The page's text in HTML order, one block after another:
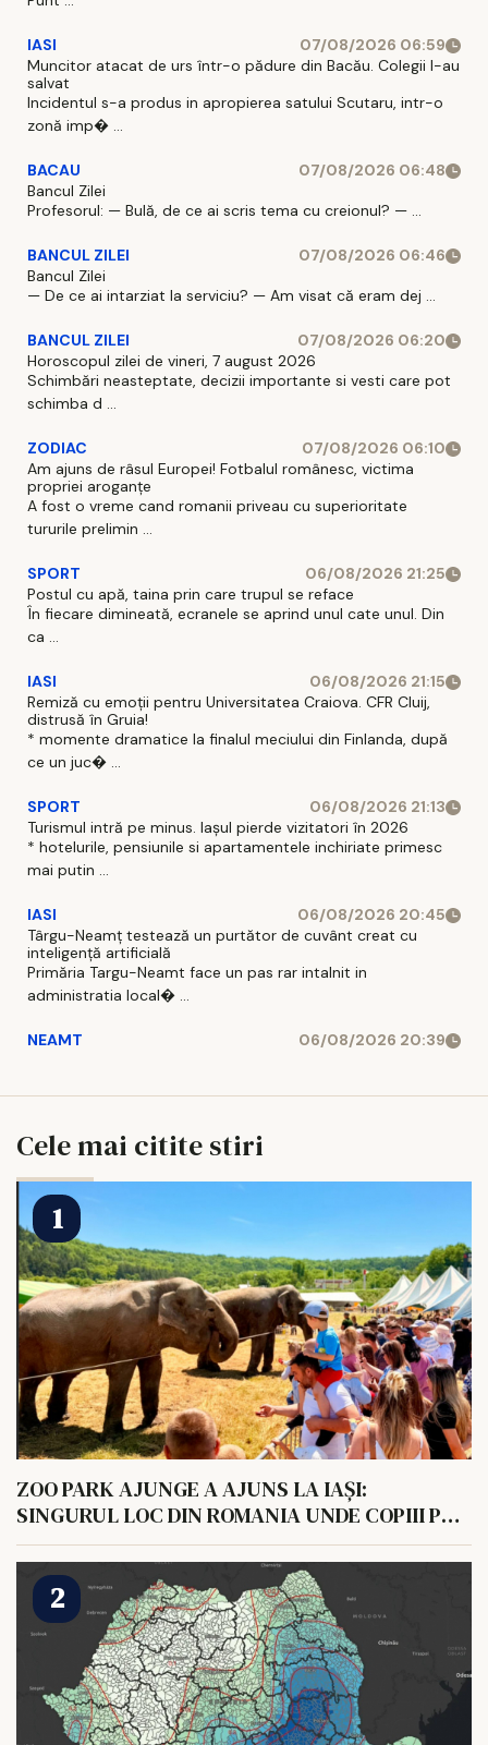
IASI
07/08/2026 06:59
Muncitor atacat de urs într-o pădure din Bacău. Colegii l-au
salvat
Incidentul s-a produs in apropierea satului Scutaru, intr-o
zonă imp� ...
BACAU
07/08/2026 06:48
Bancul Zilei
Profesorul: — Bulă, de ce ai scris tema cu creionul? — ...
BANCUL ZILEI
07/08/2026 06:46
Bancul Zilei
— De ce ai intarziat la serviciu? — Am visat că eram dej ...
BANCUL ZILEI
07/08/2026 06:20
Horoscopul zilei de vineri, 7 august 2026
Schimbări neasteptate, decizii importante si vesti care pot
schimba d ...
ZODIAC
07/08/2026 06:10
Am ajuns de râsul Europei! Fotbalul românesc, victima
propriei aroganțe
A fost o vreme cand romanii priveau cu superioritate
tururile prelimin ...
SPORT
06/08/2026 21:25
Postul cu apă, taina prin care trupul se reface
În fiecare dimineată, ecranele se aprind unul cate unul. Din
ca ...
IASI
06/08/2026 21:15
Remiză cu emoții pentru Universitatea Craiova. CFR Cluij,
distrusă în Gruia!
* momente dramatice la finalul meciului din Finlanda, după
ce un juc� ...
SPORT
06/08/2026 21:13
Turismul intră pe minus. Iașul pierde vizitatori în 2026
* hotelurile, pensiunile si apartamentele inchiriate primesc
mai putin ...
IASI
06/08/2026 20:45
Târgu-Neamț testează un purtător de cuvânt creat cu
inteligență artificială
Primăria Targu-Neamt face un pas rar intalnit in
administratia local� ...
NEAMT 06/08/2026 20:39
Cele mai citite stiri
ZOO PARK AJUNGE A AJUNS LA IAȘI:
SINGURUL LOC DIN ROMANIA UNDE COPIII POT
HRANI UN ELEFANT